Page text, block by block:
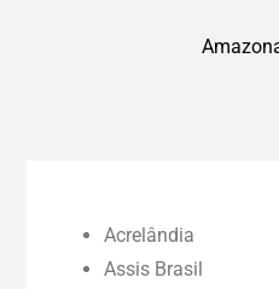
Acrelândia
Assis Brasil